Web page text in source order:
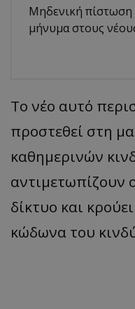
Μηδενική
μήνυμα στους
​Το νέο αυτό
προστεθεί στη
καθημερινών
αντιμετωπίζουν
δίκτυο και
κώδωνα του